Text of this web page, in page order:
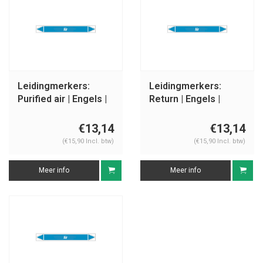
Leidingmerkers:
Purified air | Engels |
€13,14
(€15,90 Incl. btw)
Meer info
Leidingmerkers:
Return | Engels |
€13,14
(€15,90 Incl. btw)
Meer info